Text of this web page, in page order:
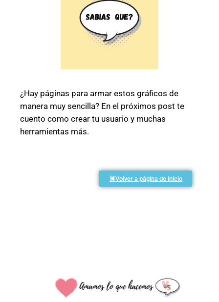
¿Hay páginas para armar estos gráficos de
manera muy sencilla? En el próximos post te
cuento como crear tu usuario y muchas
herramientas más.
Volver a página de inicio